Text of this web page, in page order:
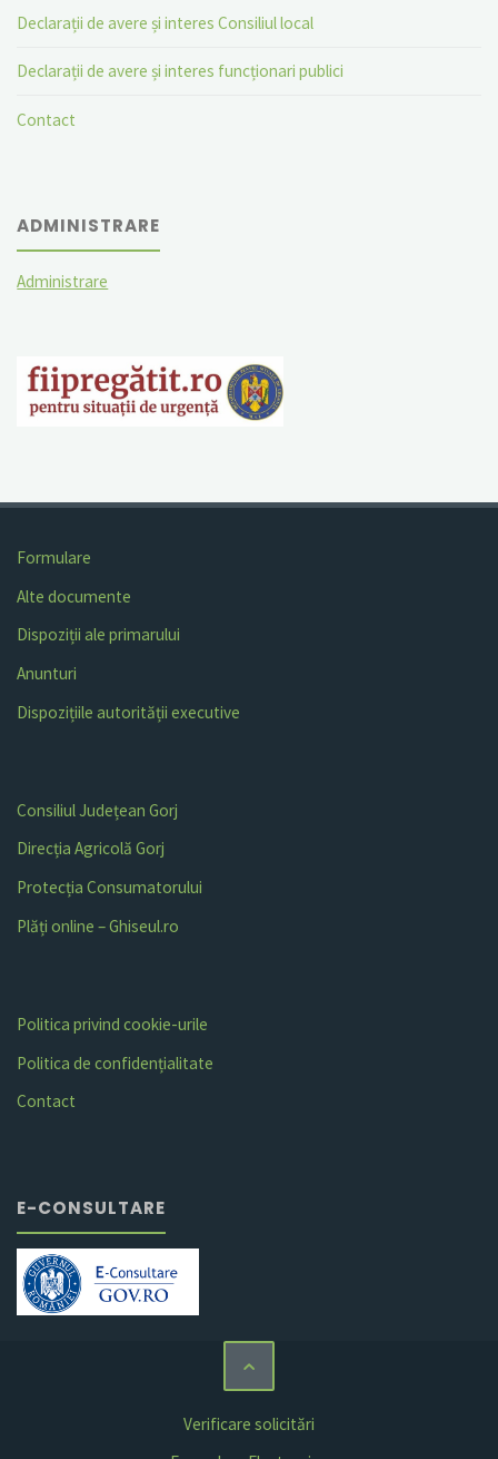
Declarații de avere și interes Consiliul local
Declarații de avere și interes funcționari publici
Contact
ADMINISTRARE
Administrare
Formulare
Alte documente
Dispoziții ale primarului
Anunturi
Dispozițiile autorității executive
Consiliul Județean Gorj
Direcția Agricolă Gorj
Protecția Consumatorului
Plăți online – Ghiseul.ro
Politica privind cookie-urile
Politica de confidențialitate
Contact
E-CONSULTARE
Verificare solicitări